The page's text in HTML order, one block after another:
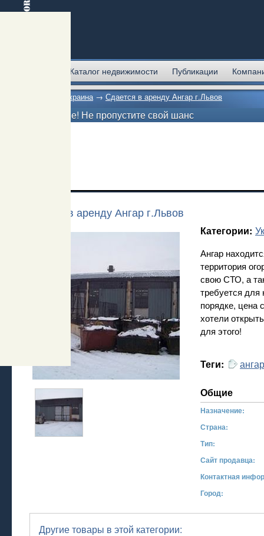
Каталог недвижимости Публикации
Украина→ Сдается в аренду Ангар г.Львов
Внимание! Не пропустите свой шанс
Сдается в аренду Ангар г.Львов
Категории:
Ангар
территория
свою СТО, а
требуется
порядке, цена
хотели
для этого!
Теги:
Общие
Назначение:
Страна:
Тип:
Сайт продавца:
Контактная
Город:
Другие товары в этой категории: